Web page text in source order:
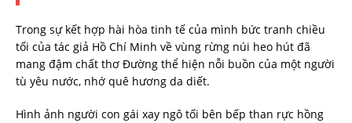
Trong sự kết hợp hài hòa tinh tế của mình bức tranh chiều
tối của tác giả Hồ Chí Minh về vùng rừng núi heo hút đã
mang đậm chất thơ Đường thể hiện nỗi buồn của một người
tù yêu nước, nhớ quê hương da diết.
Hình ảnh người con gái xay ngô tối bên bếp than rực hồng